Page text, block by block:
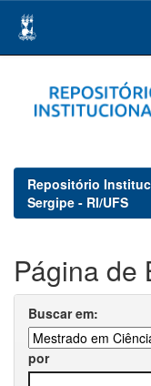
navigation
Repositório
Sergipe - RI/UFS
Página de
Buscar em:
por